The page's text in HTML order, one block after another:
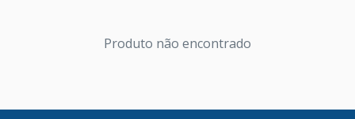
Produto não encontrado